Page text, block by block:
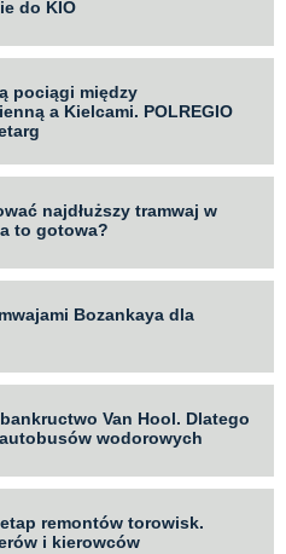
do KIO
pociągi między
a Kielcami. POLREGIO
najdłuższy tramwaj w
to gotowa?
Bozankaya dla
Van Hool. Dlatego
wodorowych
remontów torowisk.
i kierowców